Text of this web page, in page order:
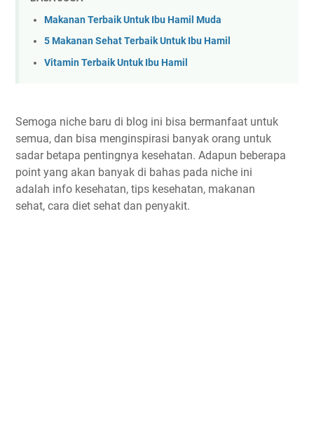
Makanan Terbaik Untuk Ibu Hamil Muda
5 Makanan Sehat Terbaik Untuk Ibu Hamil
Vitamin Terbaik Untuk Ibu Hamil
Semoga niche baru di blog ini bisa bermanfaat untuk
semua, dan bisa menginspirasi banyak orang untuk
sadar betapa pentingnya kesehatan. Adapun beberapa
point yang akan banyak di bahas pada niche ini
adalah info kesehatan, tips kesehatan, makanan
sehat, cara diet sehat dan penyakit.